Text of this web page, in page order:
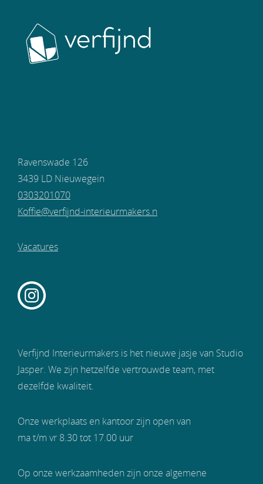
Ravenswade 126
3439 LD Nieuwegein
0303201070
Koffie@verfijnd-interieurmakers.n
Vacatures
Verfijnd Interieurmakers is het nieuwe jasje van Studio
Jasper. We zijn hetzelfde vertrouwde team, met
dezelfde kwaliteit.
Onze werkplaats en kantoor zijn open van
ma t/m vr 8.30 tot 17.00 uur
Op onze werkzaamheden zijn onze algemene